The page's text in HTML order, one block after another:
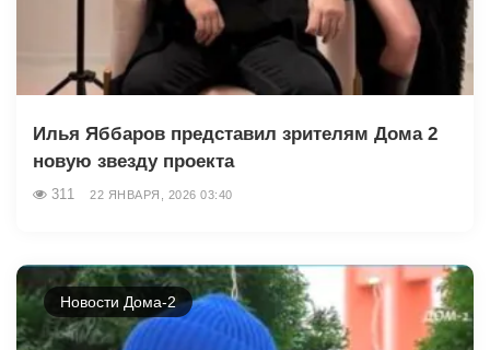
Илья Яббаров представил зрителям Дома 2
новую звезду проекта
311 22 ЯНВАРЯ, 2026 03:40
Новости Дома-2